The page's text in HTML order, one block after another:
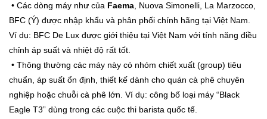
• Các dòng máy như của Faema, Nuova Simonelli, La Marzocco,
BFC (Ý) được nhập khẩu và phân phối chính hãng tại Việt Nam.
Ví dụ: BFC De Lux được giới thiệu tại Việt Nam với tính năng điều
chỉnh áp suất và nhiệt độ rất tốt.
• Thông thường các máy này có nhóm chiết xuất (group) tiêu
chuẩn, áp suất ổn định, thiết kế dành cho quán cà phê chuyên
nghiệp hoặc chuỗi cà phê lớn. Ví dụ: công bố loại máy “Black
Eagle T3” dùng trong các cuộc thi barista quốc tế.